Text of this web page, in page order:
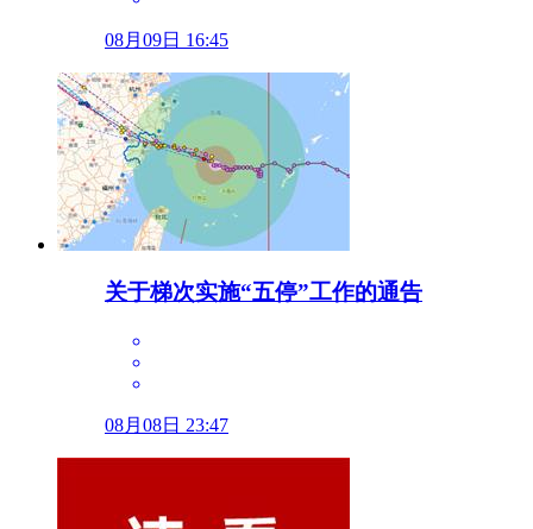
08月09日 16:45
关于梯次实施“五停”工作的通告
08月08日 23:47